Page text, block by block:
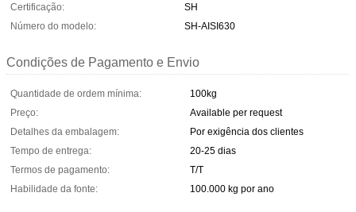
Certificação:
SH
Número do modelo:
SH-AISI630
Condições de Pagamento e Envio
Quantidade de ordem mínima:
100kg
Preço:
Available per request
Detalhes da embalagem:
Por exigência dos clientes
Tempo de entrega:
20-25 dias
Termos de pagamento:
T/T
Habilidade da fonte:
100.000 kg por ano